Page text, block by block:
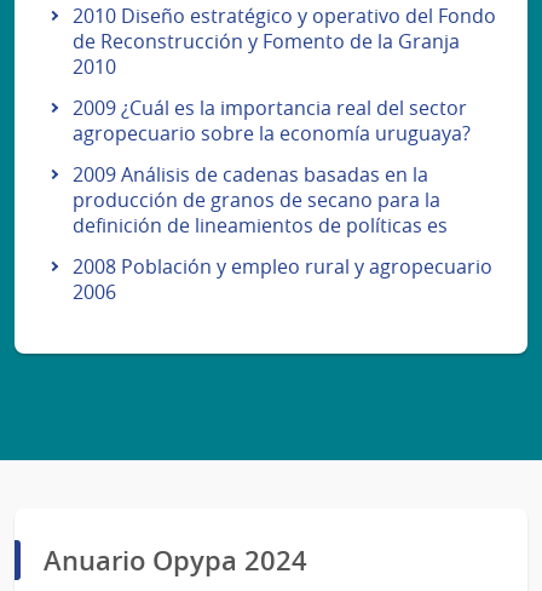
2010 Diseño estratégico y operativo del Fondo
de Reconstrucción y Fomento de la Granja
2010
2009 ¿Cuál es la importancia real del sector
agropecuario sobre la economía uruguaya?
2009 Análisis de cadenas basadas en la
producción de granos de secano para la
definición de lineamientos de políticas es
2008 Población y empleo rural y agropecuario
2006
Anuario Opypa 2024